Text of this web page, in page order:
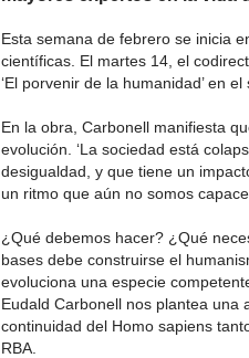
Esta semana de febrero se inicia
científicas. El martes 14, el
‘El porvenir de la humanidad’ en
En la obra, Carbonell manifiesta
evolución. ‘La sociedad está
desigualdad, y que tiene un
un ritmo que aún no somos
¿Qué debemos hacer? ¿Qué
bases debe construirse el
evoluciona una especie
Eudald Carbonell nos plantea una
continuidad del Homo sapiens
RBA.